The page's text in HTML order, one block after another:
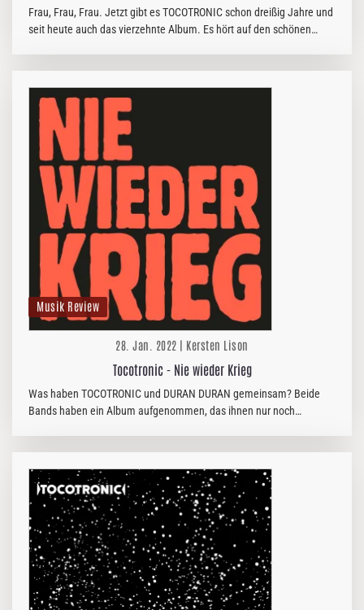
Frau, Frau, Frau. Jetzt gibt es TOCOTRONIC schon dreißig Jahre und
seit heute auch das vierzehnte Album. Es hört auf den schönen
Musik Review
28. Jan. 2022 | Kersten Lison
Tocotronic - Nie wieder Krieg
Was haben TOCOTRONIC und DURAN DURAN gemeinsam? Beide
Bands haben ein Album aufgenommen, das ihnen nur noch